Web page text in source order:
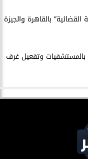
بالقاهرة والجيزة
بالمستشفيات وتفعيل غرف